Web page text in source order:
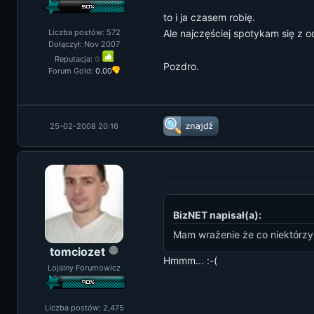
Liczba postów: 572
Dołączył: Nov 2007
Reputacja: 0
Forum Gold: 0.00
to i ja czasem robię.
Ale najczęściej spotykam się z
Pozdro.
25-02-2008 20:16
tomciozet
Lojalny Forumowicz
Liczba postów: 2,475
BizNET napisał(a):
Mam wrażenie że co
Hmmm... :-(